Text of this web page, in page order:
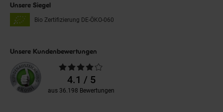
Unsere Siegel
Bio Zertifizierung DE-ÖKO-060
Unsere Kundenbewertungen
Durchschnittliche
Bewertungen4.1 / 5
aus 36.198 Bewertungen